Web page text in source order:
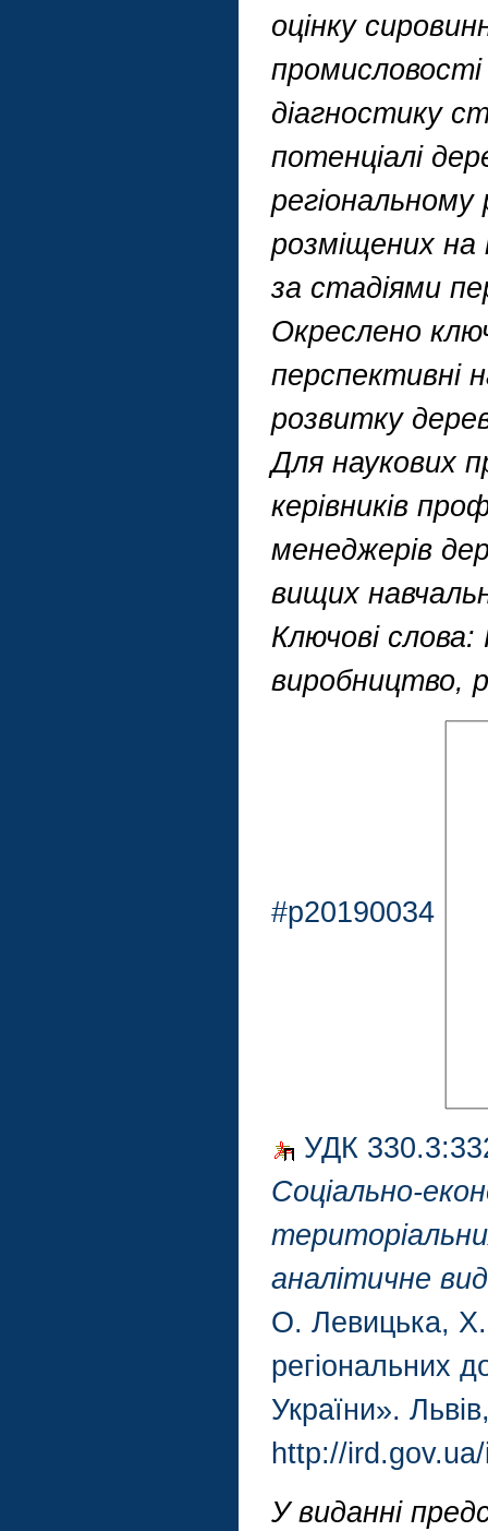
оцінку
діагностику
потенціалі
регіональному
розміщених на
за стадіями
Окреслено
перспективні
розвитку
Для наукових
керівників
менеджерів
вищих
Ключові
виробництво,
#p20190034
УДК
Соціально-
аналітичне
О. Левицька, Х.
регіональних
України».
http://
У виданні